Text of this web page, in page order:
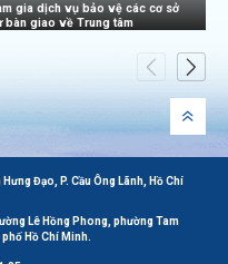
gia dịch vụ bảo vệ các cơ sở
bàn giao về Trung tâm
Đạo, P. Cầu Ông Lãnh, Hồ Chí
Lê Hồng Phong, phường Tam
Hồ Chí Minh.